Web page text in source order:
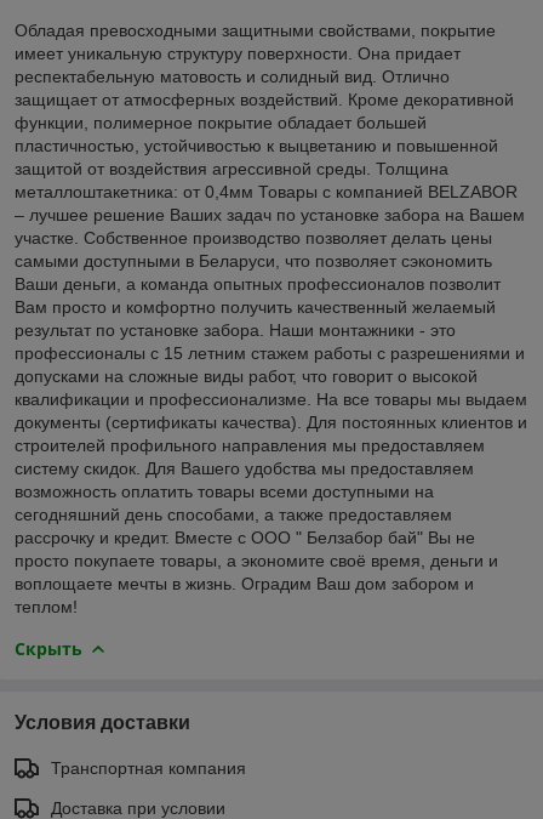
Обладая превосходными защитными свойствами, покрытие
имеет уникальную структуру поверхности. Она придает
респектабельную матовость и солидный вид. Отлично
защищает от атмосферных воздействий. Кроме декоративной
функции, полимерное покрытие обладает большей
пластичностью, устойчивостью к выцветанию и повышенной
защитой от воздействия агрессивной среды. Толщина
металлоштакетника: от 0,4мм Товары с компанией BELZABOR
– лучшее решение Ваших задач по установке забора на Вашем
участке. Собственное производство позволяет делать цены
самыми доступными в Беларуси, что позволяет сэкономить
Ваши деньги, а команда опытных профессионалов позволит
Вам просто и комфортно получить качественный желаемый
результат по установке забора. Наши монтажники - это
профессионалы с 15 летним стажем работы с разрешениями и
допусками на сложные виды работ, что говорит о высокой
квалификации и профессионализме. На все товары мы выдаем
документы (сертификаты качества). Для постоянных клиентов и
строителей профильного направления мы предоставляем
систему скидок. Для Вашего удобства мы предоставляем
возможность оплатить товары всеми доступными на
сегодняшний день способами, а также предоставляем
рассрочку и кредит. Вместе с ООО " Белзабор бай" Вы не
просто покупаете товары, а экономите своё время, деньги и
воплощаете мечты в жизнь. Оградим Ваш дом забором и
теплом!
Скрыть
Условия доставки
Транспортная компания
Доставка при условии